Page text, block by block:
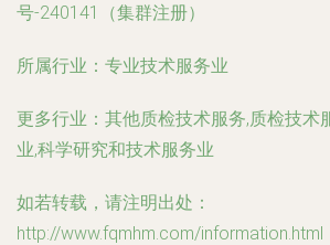
号-240141（集群注册）
所属行业： 专业技术服务业
更多行业： 其他质检技术服务,质检技术
业,科学研究和技术服务业
如若转载，请注明出处：
http://www.fqmhm.com/information.html